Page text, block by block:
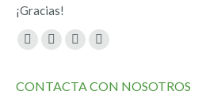
¡Gracias!
Encuéntranos en:
Facebook
opens
Twitter
opens
YouTube
opens
Instagram
opens
CONTACTA CON NOSOTROS